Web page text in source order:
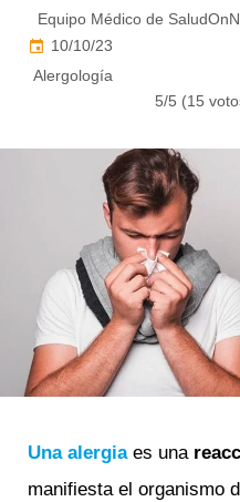
Equipo Médico de
10/10/23
Alergología
5/5 (15
Una alergiaes una
manifiesta el organismo